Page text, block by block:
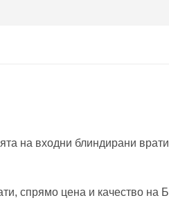
на входни блиндирани
спрямо цена и качество на